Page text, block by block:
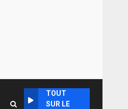
TOUT
SUR LE